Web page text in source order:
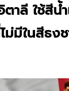
าลี ใช้สีน้
มีในสีธง